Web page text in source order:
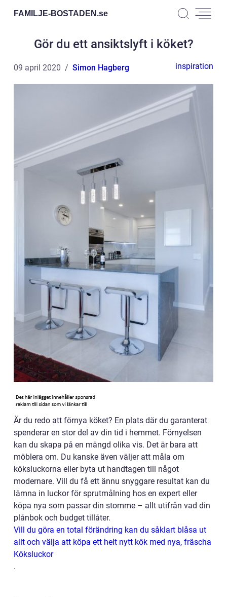
FAMILJE-BOSTADEN.se
Gör du ett ansiktslyft i köket?
09 april 2020 Simon Hagberg inspiration
Är du redo att förnya köket? En plats där du garanterat
spenderar en stor del av din tid i hemmet. Förnyelsen
kan du skapa på en mängd olika vis. Det är bara att
möblera om. Du kanske även väljer att måla om
köksluckorna eller byta ut handtagen till något
modernare. Vill du få ett ännu snyggare resultat kan du
lämna in luckor för sprutmålning hos en expert eller
köpa nya som passar din stomme – allt utifrån vad din
plånbok och budget tillåter.
Vill du göra en total förändring kan du såklart blåsa ut
allt och välja att köpa ett helt nytt kök med nya, fräscha
Köksluckor
.